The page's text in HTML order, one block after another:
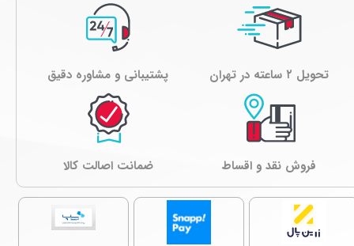
تحویل ۲ ساعته در تهران پشتیبانی و مشاوره دقیق
فروش نقد و اقساط ﺿﻤﺎﻧﺖ اصالت کالا